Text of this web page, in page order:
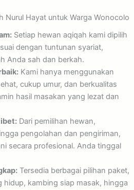
Nurul Hayat untuk Warga Wonocolo
Setiap hewan aqiqah kami dipilih
dengan tuntunan syariat,
Anda sah dan berkah.
Kami hanya menggunakan
cukup umur, dan berkualitas
hasil masakan yang lezat dan
Dari pemilihan hewan,
pengolahan dan pengiriman,
secara profesional. Anda tinggal
Tersedia berbagai pilihan paket,
hidup, kambing siap masak, hingga